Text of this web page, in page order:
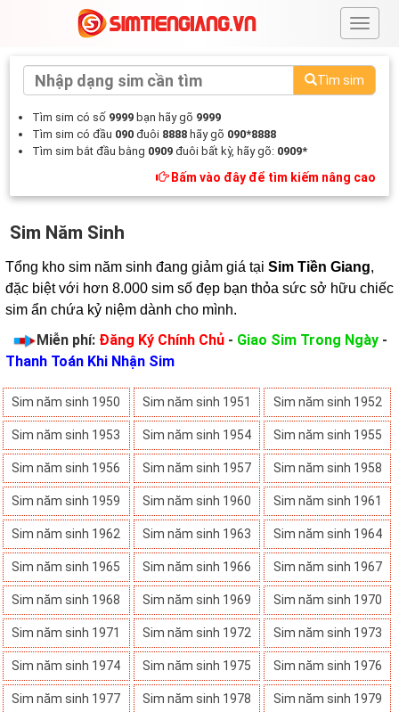
#
Tìm sim
Tìm sim có số 9999 bạn hãy gõ 9999
Tìm sim có đầu 090 đuôi 8888 hãy gõ 090*8888
Tìm sim bắt đầu bằng 0909 đuôi bất kỳ, hãy gõ: 0909*
Bấm vào đây để tìm kiếm nâng cao
Sim Năm Sinh
Tổng kho sim năm sinh đang giảm giá tại Sim Tiền Giang,
đặc biệt với hơn 8.000 sim số đẹp bạn thỏa sức sở hữu chiếc
sim ẩn chứa kỷ niệm dành cho mình.
Miễn phí: Đăng Ký Chính Chủ - Giao Sim Trong Ngày -
Thanh Toán Khi Nhận Sim
Sim năm sinh 1950 Sim năm sinh 1951 Sim năm sinh 1952
Sim năm sinh 1953 Sim năm sinh 1954 Sim năm sinh 1955
Sim năm sinh 1956 Sim năm sinh 1957 Sim năm sinh 1958
Sim năm sinh 1959 Sim năm sinh 1960 Sim năm sinh 1961
Sim năm sinh 1962 Sim năm sinh 1963 Sim năm sinh 1964
Sim năm sinh 1965 Sim năm sinh 1966 Sim năm sinh 1967
Sim năm sinh 1968 Sim năm sinh 1969 Sim năm sinh 1970
Sim năm sinh 1971 Sim năm sinh 1972 Sim năm sinh 1973
Sim năm sinh 1974 Sim năm sinh 1975 Sim năm sinh 1976
Sim năm sinh 1977 Sim năm sinh 1978 Sim năm sinh 1979